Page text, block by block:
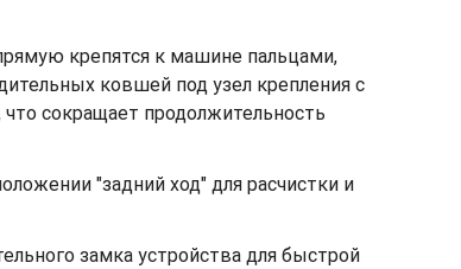
крепятся к машине пальцами,
ковшей под узел крепления с
сокращает продолжительность
"задний ход" для расчистки и
замка устройства для быстрой